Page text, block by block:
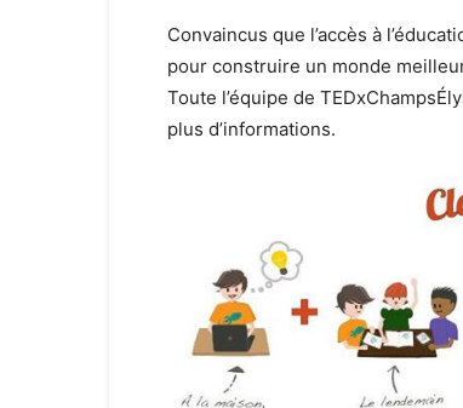
Convaincus que l’accès à
pour construire un monde
Toute l’équipe de
plus d’informations.